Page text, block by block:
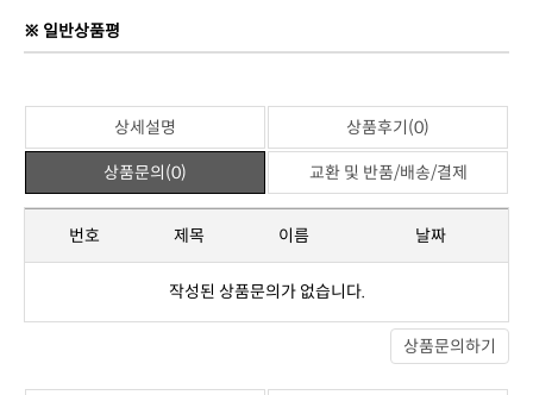
※ 일반상품평
상세설명 상품후기(0)
상품문의(0) 교환 및 반품/배송/결제
번호 제목 이름 날짜
작성된 상품문의가 없습니다.
상품문의하기